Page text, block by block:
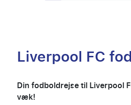
Liverpool FC
Din fodboldrejse til Liverpool
væk!